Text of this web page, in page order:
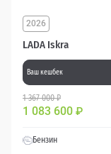
LADA Iskra
2026
Ваш кешбек
1 367 000 ₽
1 083 600 ₽
Бензин